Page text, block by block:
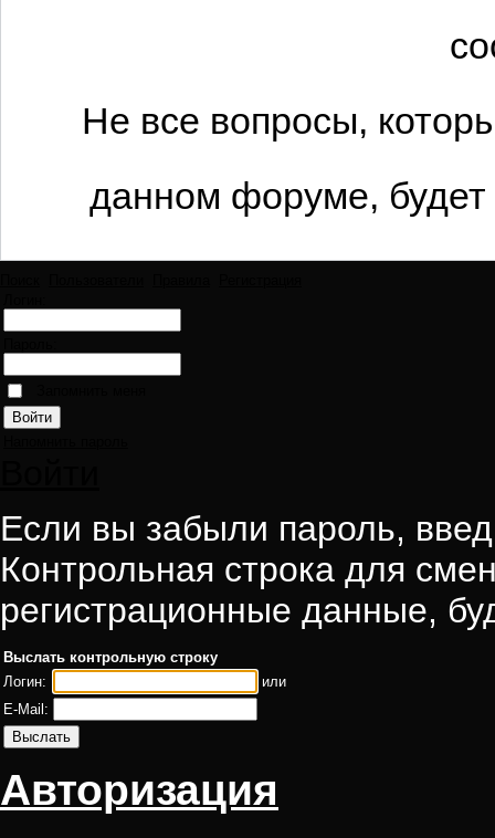
Не все вопросы,
данном форуме,
Если вы забыли пароль,
Контрольная строка для
регистрационные данные,
Выслать контрольную строку
Логин:
или
E-Mail:
Авторизация